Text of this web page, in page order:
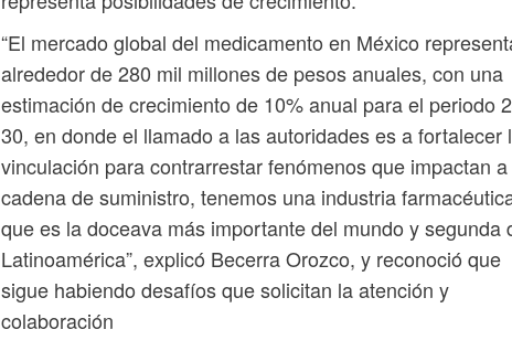
“El mercado global del medicamento en México
alrededor de 280 mil millones de pesos anuales, con una
estimación de crecimiento de 10% anual para el periodo
30, en donde el llamado a las autoridades es a fortalecer
vinculación para contrarrestar fenómenos que impactan
cadena de suministro, tenemos una industria
que es la doceava más importante del mundo y segunda
Latinoamérica”, explicó Becerra Orozco, y reconoció que
sigue habiendo desafíos que solicitan la atención y
colaboración